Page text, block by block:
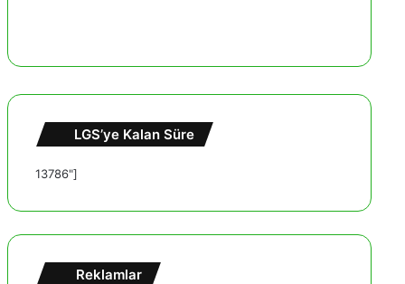
LGS’ye Kalan Süre
13786"]
Reklamlar